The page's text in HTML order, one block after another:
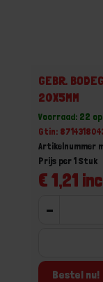
GEBR.
20X5MM
Voorraad: 22
Gtin:
Artikelnummer
€ 1,21
Prijs per 1 Stuk
-
Bestel nu!